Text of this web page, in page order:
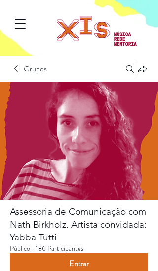
Grupos
Assessoria de Comunicação com
Nath Birkholz. Artista convidada:
Yabba Tutti
Público · 186 Participantes
Entrar